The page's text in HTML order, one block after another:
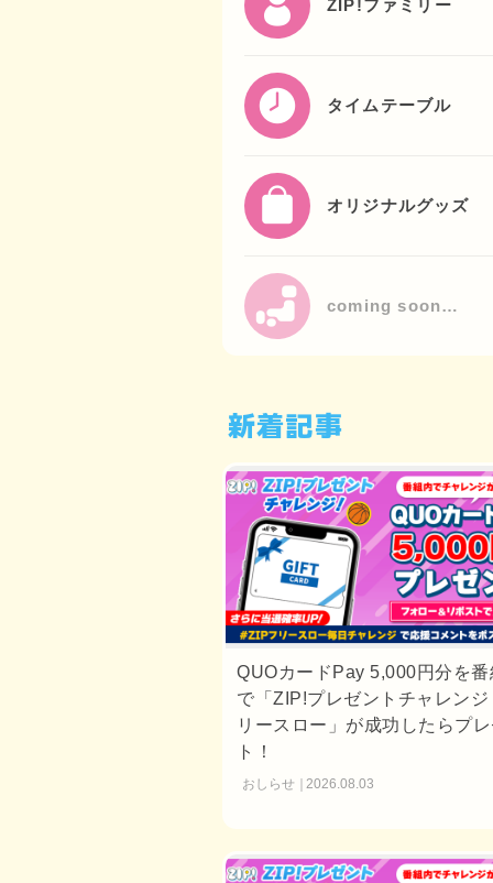
ZIP!ファミリー
タイムテーブル
オリジナルグッズ
coming soon…
新着記事
QUOカードPay 5,000円分を番
で「ZIP!プレゼントチャレンジ
リースロー」が成功したらプ
ト！
おしらせ 2026.08.03